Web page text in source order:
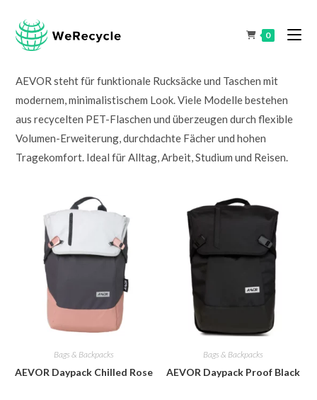
0
AEVOR steht für funktionale Rucksäcke und Taschen mit
modernem, minimalistischem Look. Viele Modelle bestehen
aus recycelten PET-Flaschen und überzeugen durch flexible
Volumen-Erweiterung, durchdachte Fächer und hohen
Tragekomfort. Ideal für Alltag, Arbeit, Studium und Reisen.
Bags & Backpacks
AEVOR Daypack Chilled Rose
Bags & Backpacks
AEVOR Daypack Proof Black